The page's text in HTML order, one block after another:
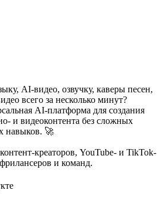
AI-видео, озвучку, каверы песен,
всего за несколько минут?
AI-платформа для создания
и видеоконтента без сложных
навыков. 🚀
креаторов, YouTube- и TikTok-
и команд.